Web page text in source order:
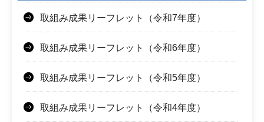
取組み成果リーフレット（令和7年度）
取組み成果リーフレット（令和6年度）
取組み成果リーフレット（令和5年度）
取組み成果リーフレット（令和4年度）